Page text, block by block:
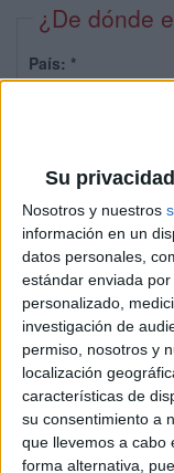
Su
Nosotros y nuestros
información en un
datos personales,
estándar enviada
personalizado,
investigación de
permiso, nosotros y
localización
características de
su consentimiento a
que llevemos a cabo
forma alternativa,
¿De dónde
País: *
Sobre ti
Soy:*
Chico
Chica
¿En qué año